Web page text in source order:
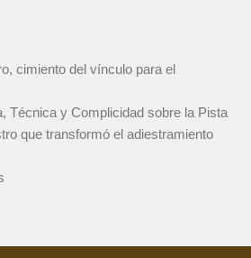
cimiento del vínculo para el
Técnica y Complicidad sobre la Pista
que transformó el adiestramiento